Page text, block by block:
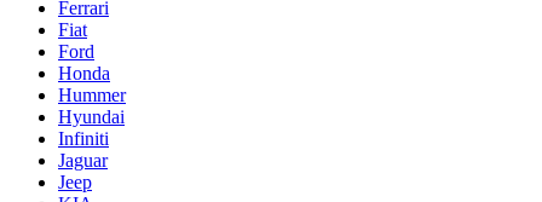
Ferrari
Fiat
Ford
Honda
Hummer
Hyundai
Infiniti
Jaguar
Jeep